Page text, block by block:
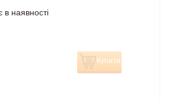
в наявності
Купити